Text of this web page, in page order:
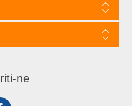
ne